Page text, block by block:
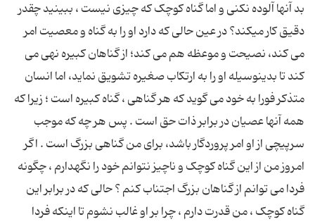
بد آنها آلوده نکنى و اما گناه کوچک که چیزى نیست ، ببینید چقدر
دقیق کار میکند؟ در عین حالى که دارد او را به گناه و معصیت امر
مى کند، نصیحت و موعظه هم مى کند؛ از گناهان کبیره نهى مى
کند تا بدینوسیله او را به ارتکاب صغیره تشویق نماید، اما انسان
متذکر فورا به خود مى گوید که هر گناهى ، گناه کبیره است ؛ زیرا که
همه آنها عصیان در برابر ذات حق است . پس هر چه که موجب
سرپیچى از او امر پروردگار باشد، براى من گناهى بزرگ است . اگر
امروز من از این گناه کوچک و ناچیز نتوانم خود را نگهدارم ، چگونه
فردا مى توانم از گناهان بزرگ اجتناب کنم ؟ حالى که در برابر این
گناه کوچک ، من قدرت دارم ، چرا بر او غالب نشوم تا اینکه فردا